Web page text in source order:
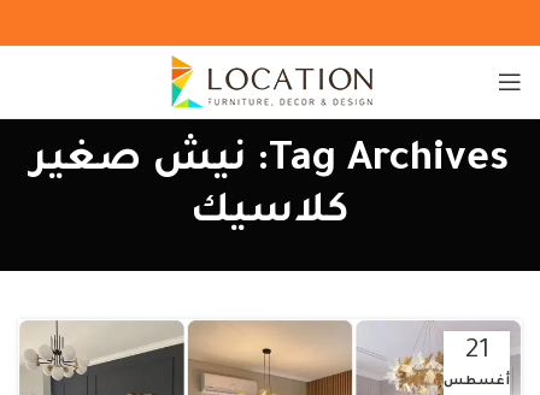
Tag Archives: نيش صغير
كلاسيك
21
أغسطس